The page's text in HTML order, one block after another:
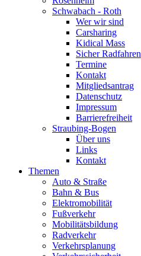
Schwabach - Roth
Wer wir sind
Carsharing
Kidical Mass
Sicher Radfahren
Termine
Kontakt
Mitgliedsantrag
Datenschutz
Impressum
Barrierefreiheit
Straubing-Bogen
Über uns
Links
Kontakt
Themen
Auto & Straße
Bahn & Bus
Elektromobilität
Fußverkehr
Mobilitätsbildung
Radverkehr
Verkehrsplanung